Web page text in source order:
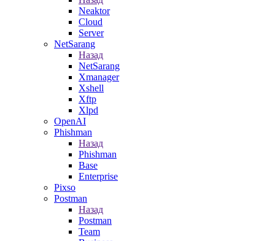
Neaktor
Cloud
Server
NetSarang
Назад
NetSarang
Xmanager
Xshell
Xftp
Xlpd
OpenAI
Phishman
Назад
Phishman
Base
Enterprise
Pixso
Postman
Назад
Postman
Team